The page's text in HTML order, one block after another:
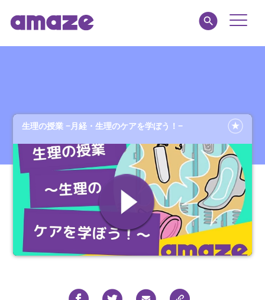
MY AMAZE
Toggle
生理の授業 −月経・生理のケアを学ぼう！−